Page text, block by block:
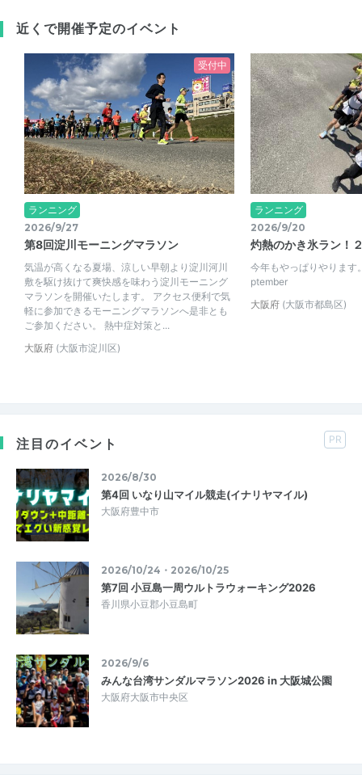
近くで開催予定のイベント
受付中
ランニング
2026/9/27
第8回淀川モーニングマラソン
気温が高くなる夏場、涼しい早朝より淀川河川
敷を駆け抜けて爽快感を味わう淀川モーニング
マラソンを開催いたします。 アクセス便利で気
軽に参加できるモーニングマラソンへ是非とも
ご参加ください。 熱中症対策と...
大阪府 (大阪市淀川区)
ランニング
2026/9/20
灼熱のかき氷ラン！
今年もやっぱりやります
ptember
大阪府 (大阪市都島区)
注目のイベント PR
2026/8/30
第4回 いなり山マイル競走(イナリヤマイル)
大阪府豊中市
2026/10/24・2026/10/25
第7回 小豆島一周ウルトラウォーキング2026
香川県小豆郡小豆島町
2026/9/6
みんな台湾サンダルマラソン2026 in 大阪城公園
大阪府大阪市中央区